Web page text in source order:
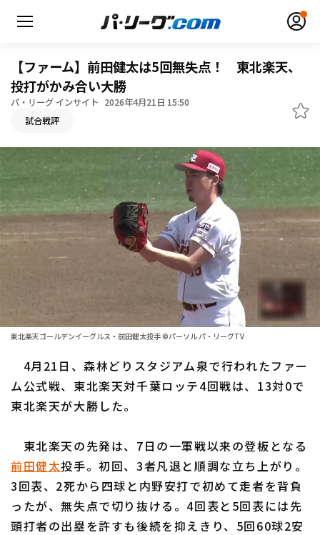
動画
日程・結果
順位表･成績
ファーム東地区
ファーム西地区
交流戦
選手名鑑トップ
北海道日本ハムファイターズ
東北楽天ゴールデンイーグルス
千葉ロッテマリーンズ
オリックス・バファローズ
福岡ソフトバンクホークス
ニュース
設定
【ファーム】前田健太は5回無失点！ 東北楽天、
投打がかみ合い大勝
パ・リーグ インサイト 2026年4月21日 15:50
試合戦評
東北楽天ゴールデンイーグルス・前田健太投手 ©パーソル パ・リーグTV
4月21日、森林どりスタジアム泉で行われたファー
ム公式戦、東北楽天対千葉ロッテ4回戦は、13対0で
東北楽天が大勝した。
東北楽天の先発は、7日の一軍戦以来の登板となる
前田健太投手。初回、3者凡退と順調な立ち上がり。
3回表、2死から四球と内野安打で初めて走者を背負
ったが、無失点で切り抜ける。4回表と5回表には先
頭打者の出塁を許すも後続を抑えきり、5回60球2安